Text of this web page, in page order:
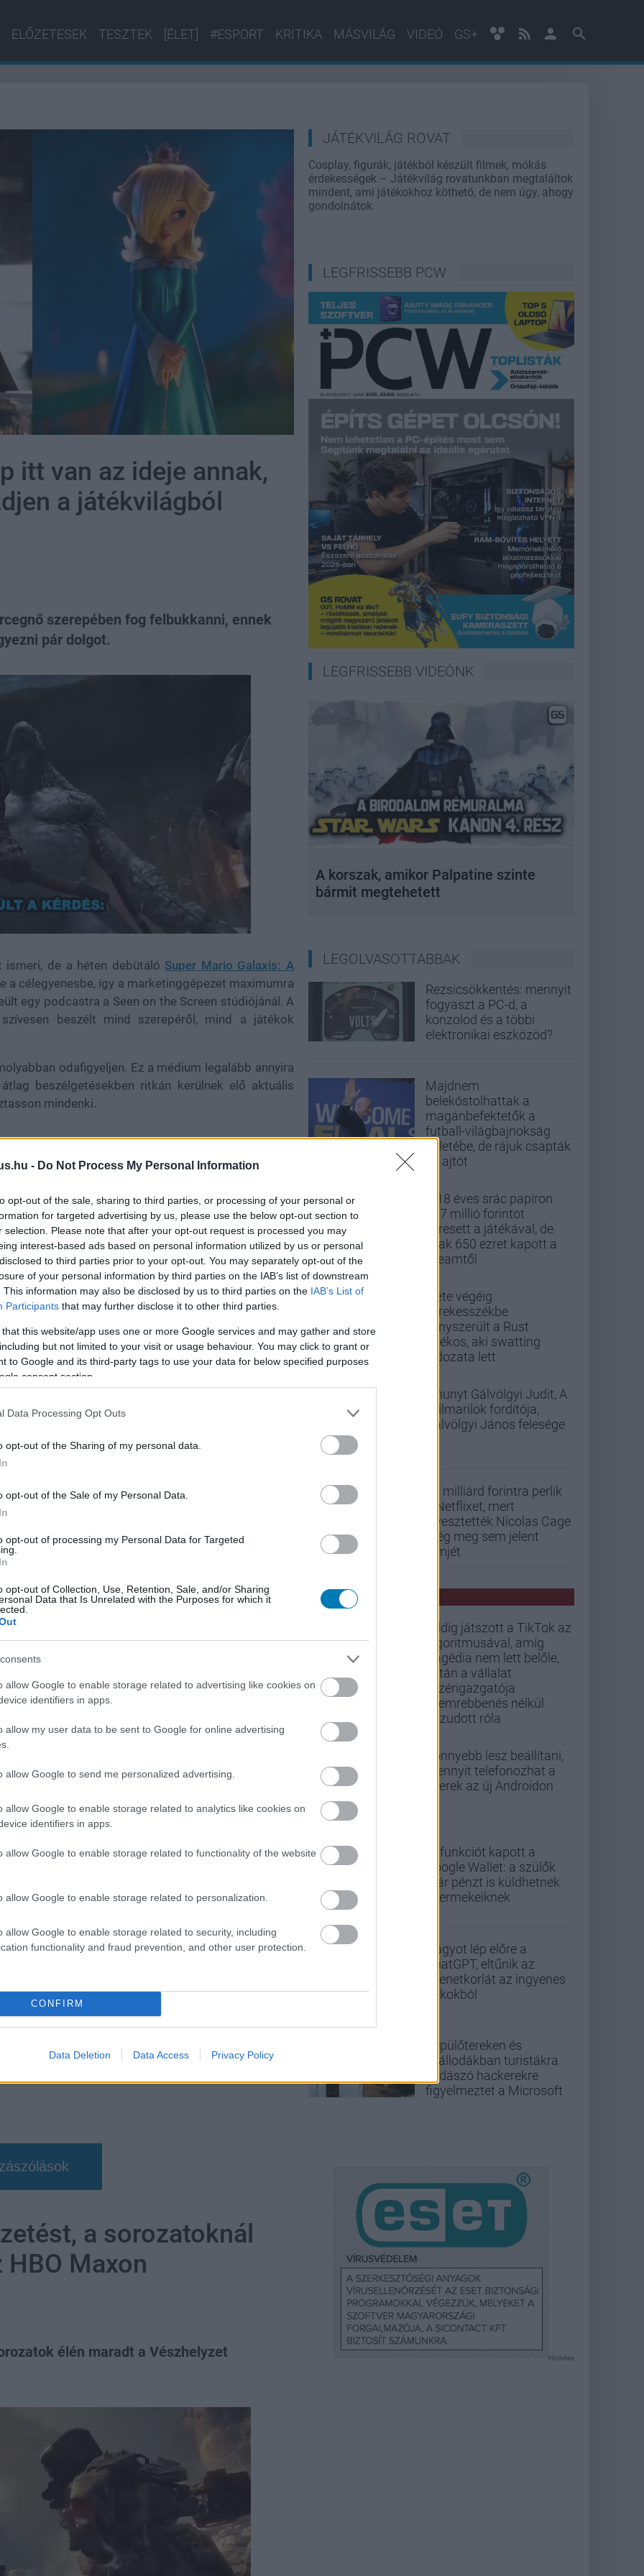
- Do Not Process My Personal Information
opt-out of the sale, sharing to third parties, or processing of your personal or
for targeted advertising by us, please use the below opt-out section to
selection. Please note that after your opt-out request is processed you may
interest-based ads based on personal information utilized by us or personal
to third parties prior to your opt-out. You may separately opt-out of the
of your personal information by third parties on the IAB’s list of downstream
This information may also be disclosed by us to third parties on the IAB’s List of
Participants that may further disclose it to other third parties.
that this website/app uses one or more Google services and may gather and store
but not limited to your visit or usage behaviour. You may click to grant or
to Google and its third-party tags to use your data for below specified purposes
consent section.
Data Processing Opt Outs
opt-out of the Sharing of my personal data.
opt-out of the Sale of my Personal Data.
opt-out of processing my Personal Data for Targeted
opt-out of Collection, Use, Retention, Sale, and/or Sharing
Data that Is Unrelated with the Purposes for which it
allow Google to enable storage related to advertising like cookies on
identifiers in apps.
allow my user data to be sent to Google for online advertising
allow Google to send me personalized advertising.
allow Google to enable storage related to analytics like cookies on
identifiers in apps.
allow Google to enable storage related to functionality of the website
allow Google to enable storage related to personalization.
allow Google to enable storage related to security, including
functionality and fraud prevention, and other user protection.
CONFIRM
Data Deletion Data Access Privacy Policy
ELŐZETESEK TESZTEK [ÉLET] #ESPORT KRITIKA MÁSVILÁG VIDEÓ GS+
itt van az ideje annak,
a játékvilágból
szerepében fog felbukkanni, ennek
pár dolgot.
ismeri, de a héten debütáló Super Mario Galaxis: A
a célegyenesbe, így a marketinggépezet maximumra
egy podcastra a Seen on the Screen stúdiójánál. A
beszélt mind szerepéről, mind a játékok
odafigyeljen. Ez a médium legalább annyira
beszélgetésekben ritkán kerülnek elő aktuális
mindenki.
a filmes és TV-s világ. Mindig megkérdezzük
nézel, de az, hogy mivel játszol az valahogy
emberek, ha gyakrabban kerülnének elő ezek a
mint gondolták."
véleményét.
szóval szerintem itt az ideje, hogy a filmes
meg a mozikban.
Chat Facebook csoport
hangulata – Jön a második forduló! (X)
a sorozatoknál
Maxon
élén maradt a Vészhelyzet
JÁTÉKVILÁG ROVAT
Cosplay, figurák, játékból készült filmek, mókás
érdekességek – Játékvilág rovatunkban megtaláltok
mindent, ami játékokhoz köthető, de nem úgy, ahogy
gondolnátok.
LEGFRISSEBB PCW
LEGFRISSEBB VIDEÓNK
A korszak, amikor Palpatine szinte
bármit megtehetett
LEGOLVASOTTABBAK
Rezsicsökkentés: mennyit
fogyaszt a PC-d, a
konzolod és a többi
elektronikai eszközöd?
Majdnem
belekóstolhattak a
magánbefektetők a
futball-világbajnokság
üzletébe, de rájuk csapták
az ajtót
A 18 éves srác papíron
437 millió forintot
keresett a játékával, de
csak 650 ezret kapott a
Steamtől
Élete végéig
kerekesszékbe
kényszerült a Rust
játékos, aki swatting
áldozata lett
Elhunyt Gálvölgyi Judit, A
szilmarilok fordítója,
Gálvölgyi János felesége
33 milliárd forintra perlik
a Netflixet, mert
elvesztették Nicolas Cage
még meg sem jelent
filmjét
PCW HÍREK
Addig játszott a TikTok az
algoritmusával, amíg
tragédia nem lett belőle,
aztán a vállalat
vezérigazgatója
szemrebbenés nélkül
hazudott róla
Könnyebb lesz beállítani,
mennyit telefonozhat a
gyerek az új Androidon
Új funkciót kapott a
Google Wallet: a szülők
már pénzt is küldhetnek
gyermekeiknek
Nagyot lép előre a
ChatGPT, eltűnik az
üzenetkorlát az ingyenes
fiókokból
Repülőtereken és
szállodákban turistákra
vadászó hackerekre
figyelmeztet a Microsoft
Hirdetés